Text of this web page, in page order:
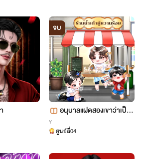
จบ
อนุบาลแฝดสองเขาว่าเป็น
Y
ศูนย์สี่04